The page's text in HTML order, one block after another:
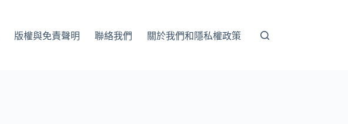
版權與免責聲明 聯絡我們 關於我們和隱私權政策